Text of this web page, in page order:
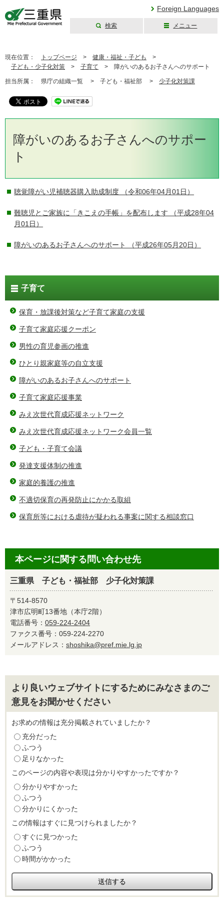
Foreign Languages
検索 メニュー
現在位置： トップページ > 健康・福祉・子ども
>
子ども・少子化対策 > 子育て > 障がいのあるお子さんへのサポート
担当所属： 県庁の組織一覧 > 子ども・福祉部 > 少子化対策課
障がいのあるお子さんへのサポー
ト
聴覚障がい児補聴器購入助成制度 （令和06年04月01日）
難聴児とご家族に「きこえの手帳」を配布します （平成28年04
月01日）
障がいのあるお子さんへのサポート （平成26年05月20日）
子育て
保育・放課後対策など子育て家庭の支援
子育て家庭応援クーポン
男性の育児参画の推進
ひとり親家庭等の自立支援
障がいのあるお子さんへのサポート
子育て家庭応援事業
みえ次世代育成応援ネットワーク
みえ次世代育成応援ネットワーク会員一覧
子ども・子育て会議
発達支援体制の推進
家庭的養護の推進
不適切保育の再発防止にかかる取組
保育所等における虐待が疑われる事案に関する相談窓口
本ページに関する問い合わせ先
三重県 子ども・福祉部 少子化対策課
〒514-8570
津市広明町13番地（本庁2階）
電話番号： 059-224-2404
ファクス番号：059-224-2270
メールアドレス： shoshika@pref.mie.lg.jp
より良いウェブサイトにするためにみなさまのご
意見をお聞かせください
お求めの情報は充分掲載されていましたか？
充分だった
ふつう
足りなかった
このページの内容や表現は分かりやすかったですか？
分かりやすかった
ふつう
分かりにくかった
この情報はすぐに見つけられましたか？
すぐに見つかった
ふつう
時間がかかった